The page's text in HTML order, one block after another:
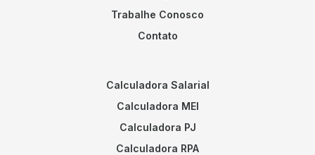
Trabalhe Conosco
Contato
Calculadora Salarial
Calculadora MEI
Calculadora PJ
Calculadora RPA